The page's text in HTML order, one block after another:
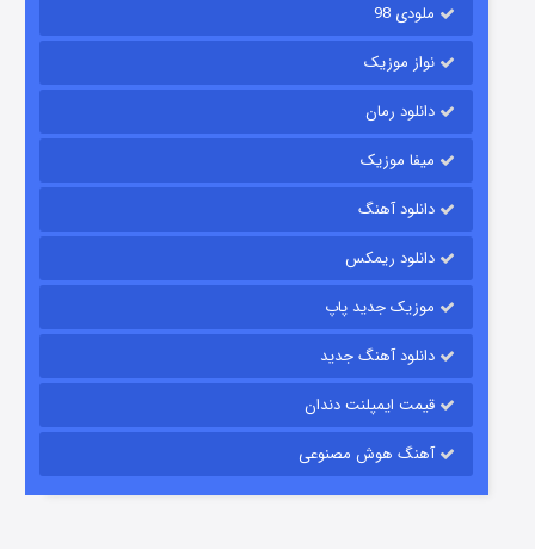
شکست استوارت در نجات جهان
قسمت
ملودی 98
نواز موزیک
دانلود رمان
میفا موزیک
دانلود آهنگ
دانلود ریمکس
موزیک جدید پاپ
دانلود آهنگ جدید
قیمت ایمپلنت دندان
آهنگ هوش مصنوعی